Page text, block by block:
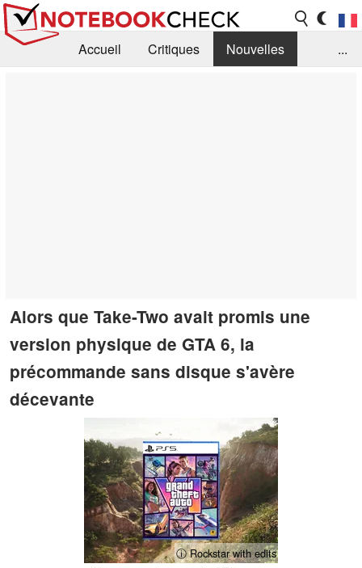
Accueil Critiques
Nouvelles
...
Alors que Take-Two avait promis une
version physique de GTA 6, la
précommande sans disque s'avère
décevante
ⓘ Rockstar with edits